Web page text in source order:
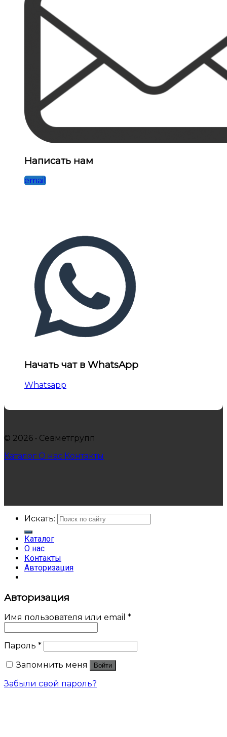
Написать нам
email
Начать чат в WhatsApp
Whatsapp
© 2026 • Севметгрупп
Каталог О нас Контакты
Искать:
Каталог
О нас
Контакты
Авторизация
Авторизация
Имя пользователя или email *
Пароль *
Запомнить меня
Войти
Забыли свой пароль?